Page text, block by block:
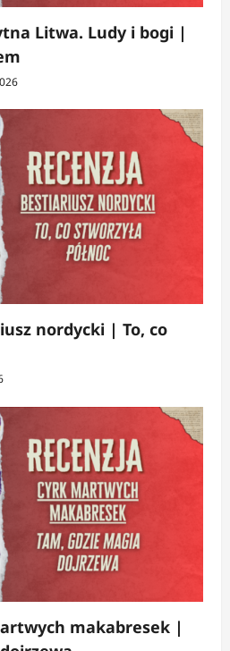
Litwa. Ludy i bogi |
nordycki | To, co
makabresek |